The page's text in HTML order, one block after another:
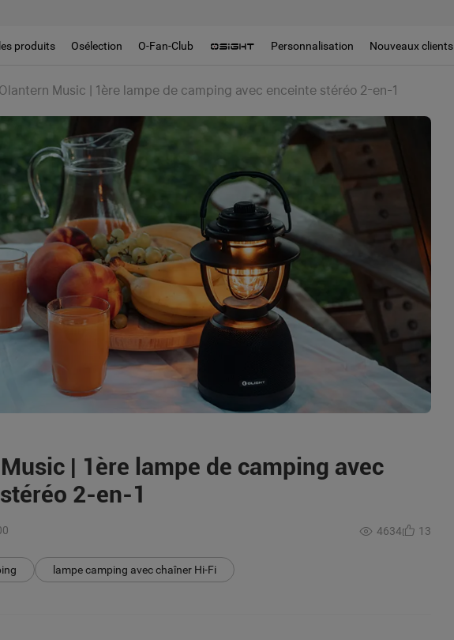
produits Osélection O-Fan-Club Personnalisation Nouveaux clients
Olantern Music | 1ère lampe de camping avec enceinte stéréo 2-en-1
| 1ère lampe de camping avec
2-en-1
lampe camping avec chaîner Hi-Fi
4634 13